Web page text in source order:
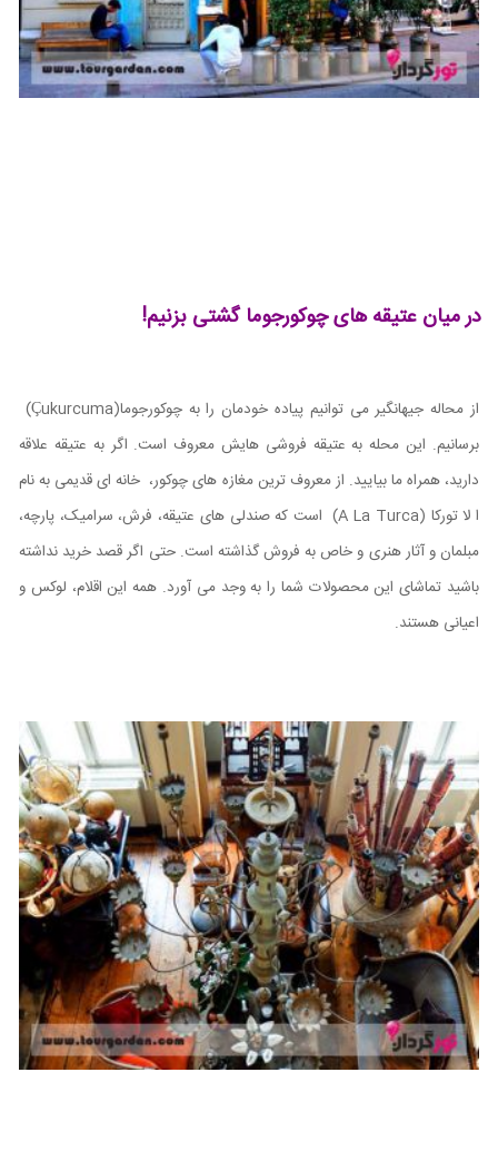
در میان عتیقه های چوکورجوما گشتی بزنیم!
از محاله جیهانگیر می توانیم پیاده خودمان را به چوکورجوما(Çukurcuma)
برسانیم. این محله به عتیقه فروشی هایش معروف است. اگر به عتیقه علاقه
دارید، همراه ما بیایید. از معروف ‌ترین مغازه‌ های چوکور، خانه ای قدیمی به نام
ا لا تورکا (A La Turca) است که صندلی های عتیقه، فرش‌، سرامیک، پارچه،
مبلمان و آثار هنری و خاص به فروش گذاشته است. حتی اگر قصد خرید نداشته
باشید تماشای این محصولات شما را به وجد می آورد. همه این اقلام، لوکس و
اعیانی هستند.